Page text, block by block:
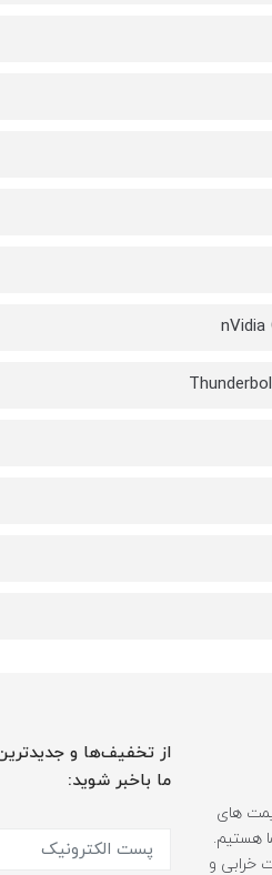
های
هستیم.
خرابی و
از تخفیف‌ها و
ما باخبر شوید: